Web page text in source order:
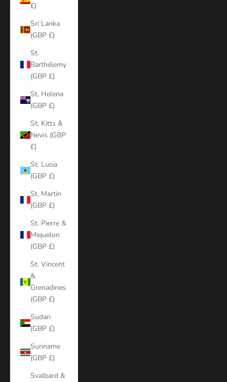
£)
Sri Lanka
(GBP £)
St.
Barthélemy
(GBP £)
St. Helena
(GBP £)
St. Kitts &
Nevis (GBP
£)
St. Lucia
(GBP £)
St. Martin
(GBP £)
St. Pierre &
Miquelon
(GBP £)
St. Vincent
&
Grenadines
(GBP £)
Sudan
(GBP £)
Suriname
(GBP £)
Svalbard &